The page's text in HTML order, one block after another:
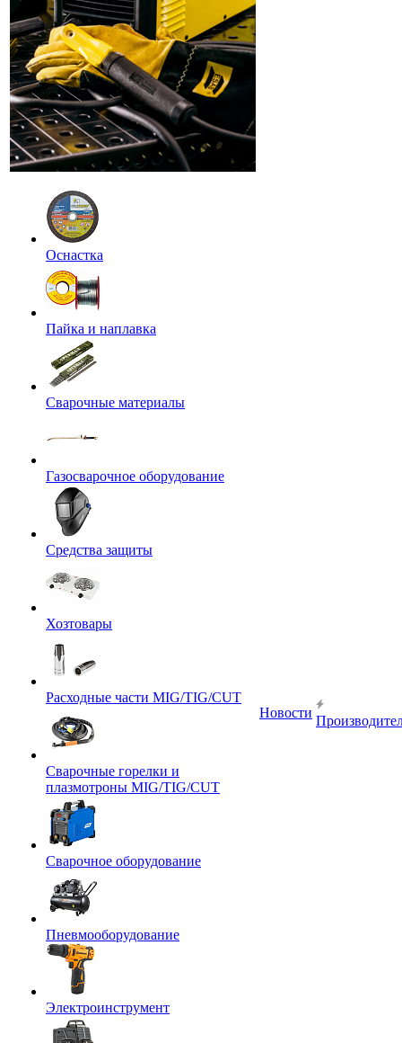
Оснастка
Пайка и наплавка
Сварочные материалы
Газосварочное оборудование
Средства защиты
Хозтовары
Расходные части MIG/TIG/CUT
Сварочные горелки и
плазмотроны MIG/TIG/CUT
Сварочное оборудование
Пневмооборудование
Электроинструмент
Новости